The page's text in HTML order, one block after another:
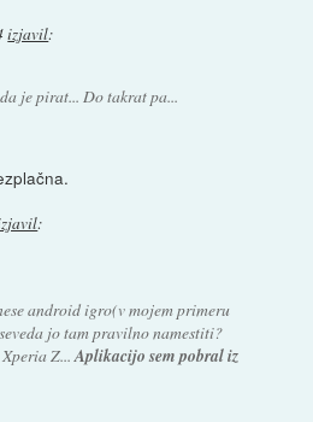
izjavil:
je pirat... Do takrat pa...
:
android igro(v mojem primeru
jo tam pravilno namestiti?
Z...Aplikacijo sem pobral iz